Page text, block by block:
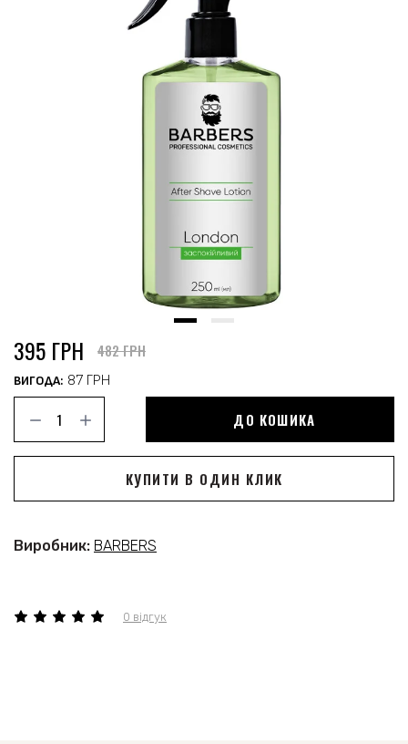
0 відгук
395 ГРН 482 ГРН
ВИГОДА: 87 ГРН
ДО КОШИКА
КУПИТИ В ОДИН КЛИК
Виробник: BARBERS